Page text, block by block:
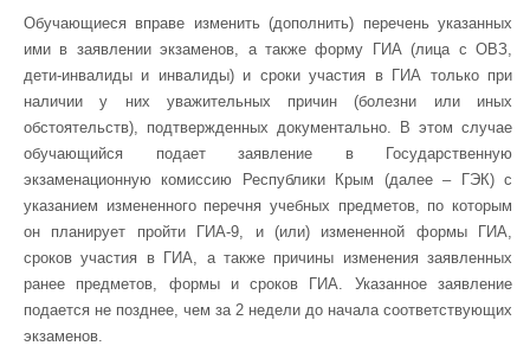
Обучающиеся вправе изменить (дополнить) перечень указанных
ими в заявлении экзаменов, а также форму ГИА (лица с ОВЗ,
дети-инвалиды и инвалиды) и сроки участия в ГИА только при
наличии у них уважительных причин (болезни или иных
обстоятельств), подтвержденных документально. В этом случае
обучающийся подает заявление в Государственную
экзаменационную комиссию Республики Крым (далее – ГЭК) с
указанием измененного перечня учебных предметов, по которым
он планирует пройти ГИА-9, и (или) измененной формы ГИА,
сроков участия в ГИА, а также причины изменения заявленных
ранее предметов, формы и сроков ГИА. Указанное заявление
подается не позднее, чем за 2 недели до начала соответствующих
экзаменов.